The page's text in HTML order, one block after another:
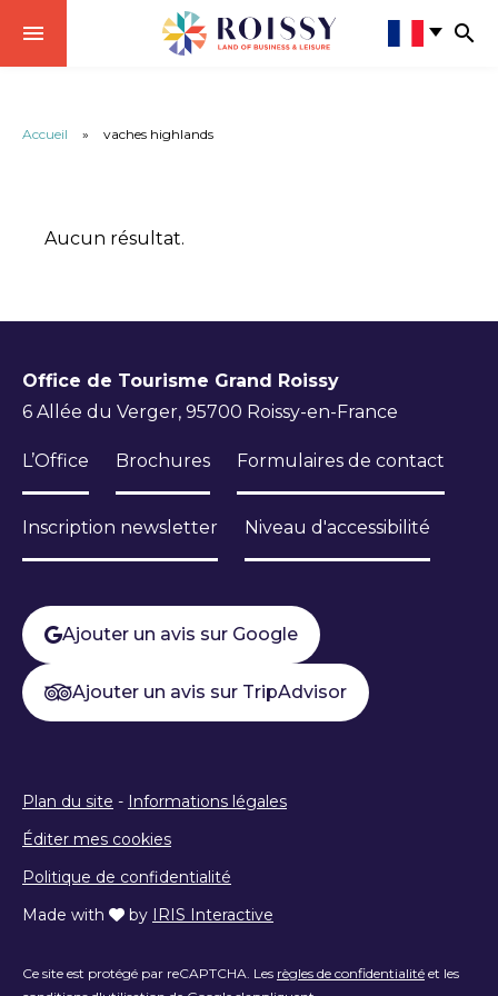
Accueil » vaches highlands
Aucun résultat.
Office de Tourisme Grand Roissy
6 Allée du Verger, 95700 Roissy-en-France
L’Office Brochures Formulaires de contact
Inscription newsletter Niveau d'accessibilité
Ajouter un avis sur Google
Ajouter un avis sur TripAdvisor
Plan du site - Informations légales
Éditer mes cookies
Politique de confidentialité
Made with
by IRIS Interactive
Ce site est protégé par reCAPTCHA. Les règles de confidentialité et les